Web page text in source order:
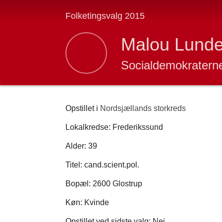
Folketingsvalg 2015
Malou
Opstillet i Nordsjællands storkreds
Lokalkredse: Frederikssund
Alder: 39
Titel: cand.scient.pol.
Bopæl: 2600 Glostrup
Køn: Kvinde